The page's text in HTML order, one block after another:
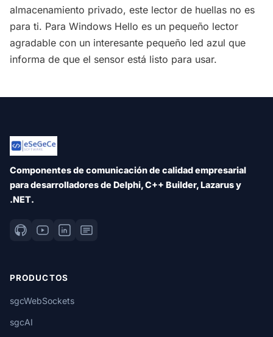
almacenamiento privado, este lector de huellas no es
para ti. Para Windows Hello es un pequeño lector
agradable con un interesante pequeño led azul que
informa de que el sensor está listo para usar.
Componentes de comunicación de calidad empresarial
para desarrolladores de Delphi, C++ Builder, Lazarus y
.NET.
PRODUCTOS
sgcWebSockets
sgcAI